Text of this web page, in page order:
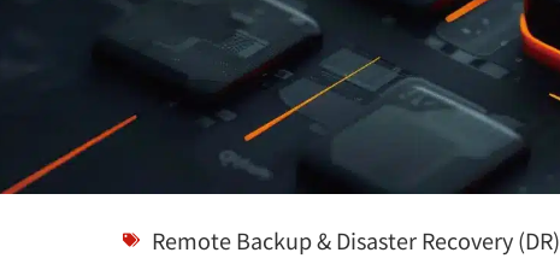
Solutions
Remote Backup & Disaster Recovery (DR)